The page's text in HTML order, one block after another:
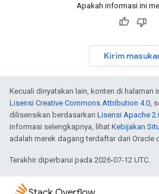
Apakah informasi ini
Kirim
Kecuali dinyatakan lain, konten di halaman
Lisensi Creative Commons Attribution 4.0 ,
dilisensikan berdasarkan Lisensi Apache
informasi selengkapnya, lihat Kebijakan
adalah merek dagang terdaftar dari Oracle
Terakhir diperbarui pada 2026-07-12 UTC.